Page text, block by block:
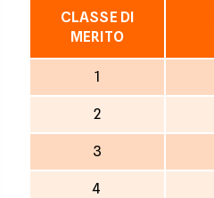
CLASSE DI
MERITO
1
2
3
4